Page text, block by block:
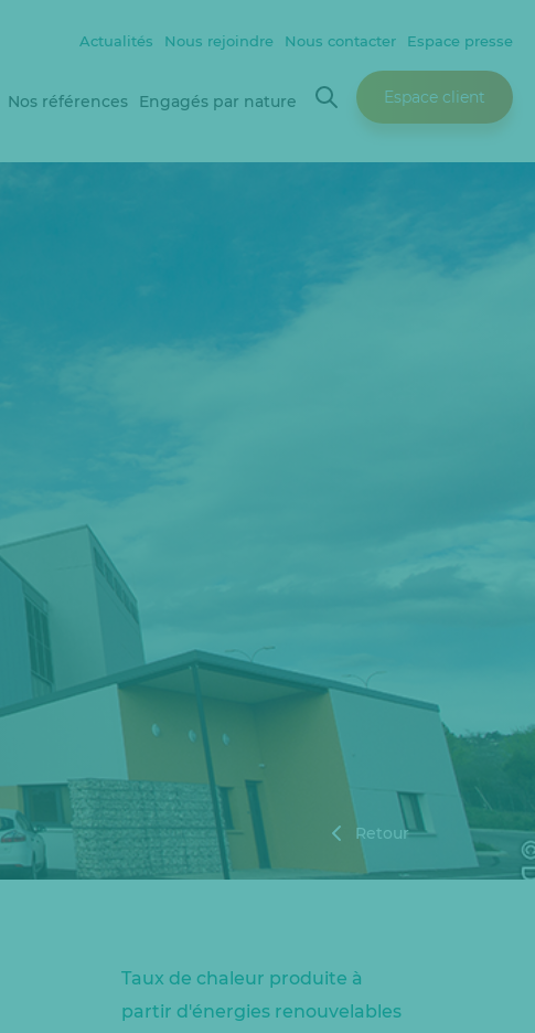
Actualités Nous rejoindre Nous contacter Espace presse
Nos références Engagés par nature Espace client
Retour
Taux de chaleur produite à
partir d'énergies renouvelables